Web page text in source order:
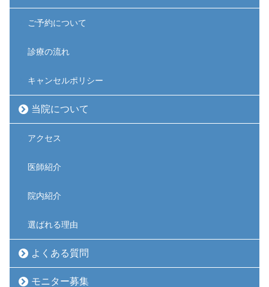
ご予約について
診療の流れ
キャンセルポリシー
当院について
アクセス
医師紹介
院内紹介
選ばれる理由
よくある質問
モニター募集